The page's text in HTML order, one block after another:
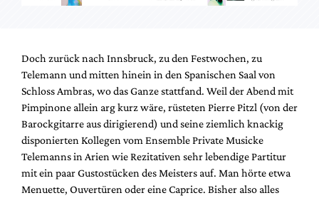
Doch zurück nach Innsbruck, zu den Festwochen, zu
Telemann und mitten hinein in den Spanischen Saal von
Schloss Ambras, wo das Ganze stattfand. Weil der Abend mit
Pimpinone allein arg kurz wäre, rüsteten Pierre Pitzl (von der
Barockgitarre aus dirigierend) und seine ziemlich knackig
disponierten Kollegen vom Ensemble Private Musicke
Telemanns in Arien wie Rezitativen sehr lebendige Partitur
mit ein paar Gustostücken des Meisters auf. Man hörte etwa
Menuette, Ouvertüren oder eine Caprice. Bisher also alles